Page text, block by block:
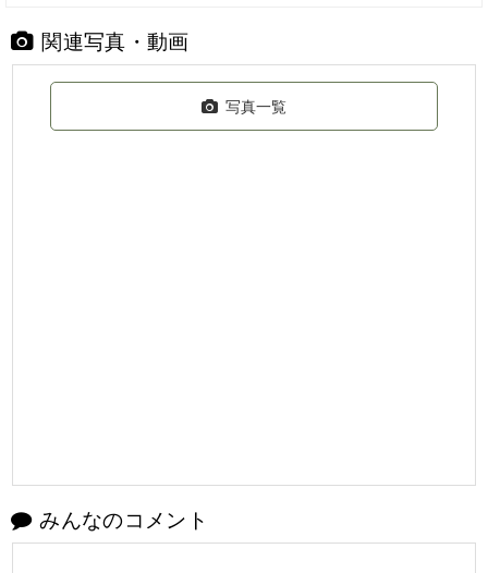
関連写真・動画
写真一覧
みんなのコメント